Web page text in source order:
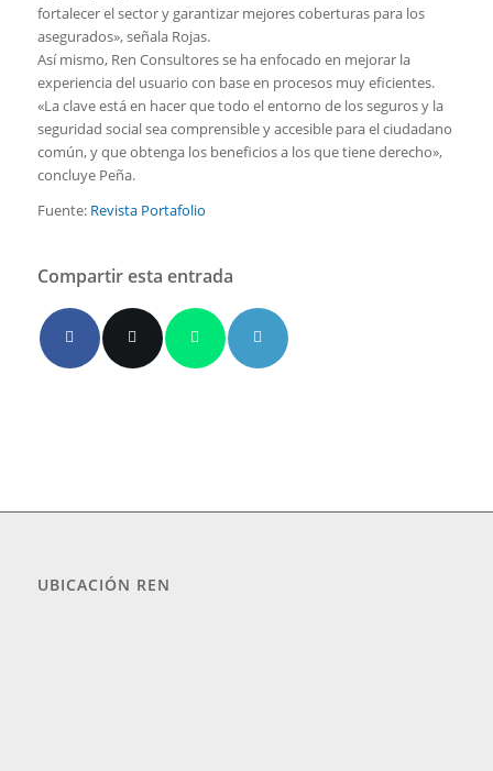
fortalecer el sector y garan­tizar mejores coberturas para los
asegu­rados», señala Rojas.
Así mismo, Ren Consultores se ha enfocado en mejorar la
experiencia del usuario con base en procesos muy efi­cientes.
«La clave está en hacer que todo el en­torno de los seguros y la
seguridad social sea comprensible y accesible para el ciu­dadano
común, y que obtenga los bene­ficios a los que tiene derecho»,
concluye Peña.
Fuente: Revista Portafolio
Compartir esta entrada
UBICACIÓN REN